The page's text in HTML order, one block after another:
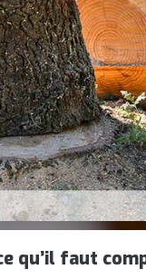
qu’il faut